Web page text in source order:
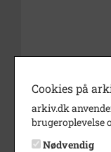
Årstal
Dateringsnote
Cookies på
arkiv.dk
brugeroplevelse
Nødvendig